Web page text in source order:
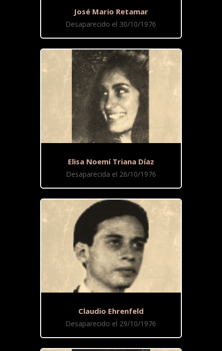
José Mario Retamar
Desaparecido el 30/10/1976
Elisa Noemí Triana Díaz
Desaparecida el 26/10/1976
Claudio Ehrenfeld
Desaparecido el 29/10/1976